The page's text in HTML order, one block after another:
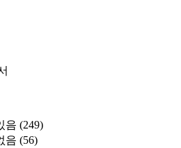
음 (249)
음 (56)